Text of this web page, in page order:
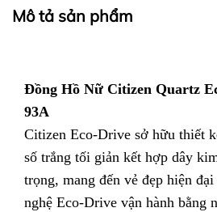
Mô tả sản phẩm
Đồng Hồ Nữ Citizen Quartz
93A
Citizen Eco-Drive sở hữu thiết
số trắng tối giản kết hợp dây
trọng, mang đến vẻ đẹp hiện
nghệ Eco-Drive vận hành bằng